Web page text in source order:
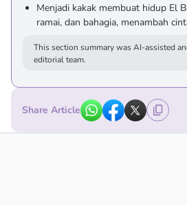
Menjadi kakak membuat hidup El
ramai, dan bahagia, menambah
This section summary was AI-assisted
editorial team.
Share Article